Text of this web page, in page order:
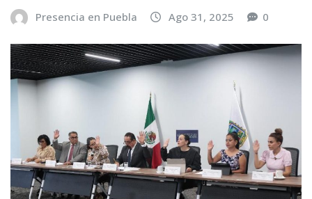
Presencia en Puebla Ago 31, 2025 0